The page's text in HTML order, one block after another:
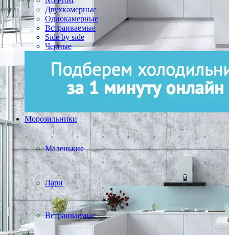
Двухкамерные
Однокамерные
Встраиваемые
Side by side
Черные
Морозильники
Маленькие
Лари
Встраиваемые